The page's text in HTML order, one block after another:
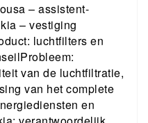
– assistent-
– vestiging
luchtfilters en
van de luchtfiltratie,
van het complete
en